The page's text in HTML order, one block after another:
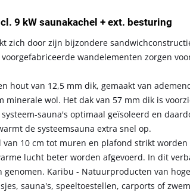
9 kW saunakachel + ext. besturing
zich door zijn bijzondere
wandelementen zorgen
hout van 12,5 mm dik, gemaakt van
wol. Het dak van 57 mm dik is
sauna's optimaal geïsoleerd en
de systeemsauna extra snel op.
10 cm tot muren en plafond strikt
lucht beter worden afgevoerd. In dit
Karibu - Natuurproducten van
sauna's, speeltoestellen, carports of